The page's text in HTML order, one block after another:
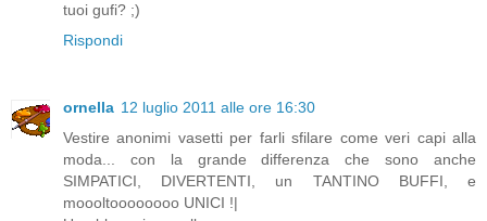
tuoi gufi? ;)
Rispondi
ornella 12 luglio 2011 alle ore 16:30
Vestire anonimi vasetti per farli sfilare come veri capi alla
moda... con la grande differenza che sono anche
SIMPATICI, DIVERTENTI, un TANTINO BUFFI, e
moooltoooooooo UNICI !|